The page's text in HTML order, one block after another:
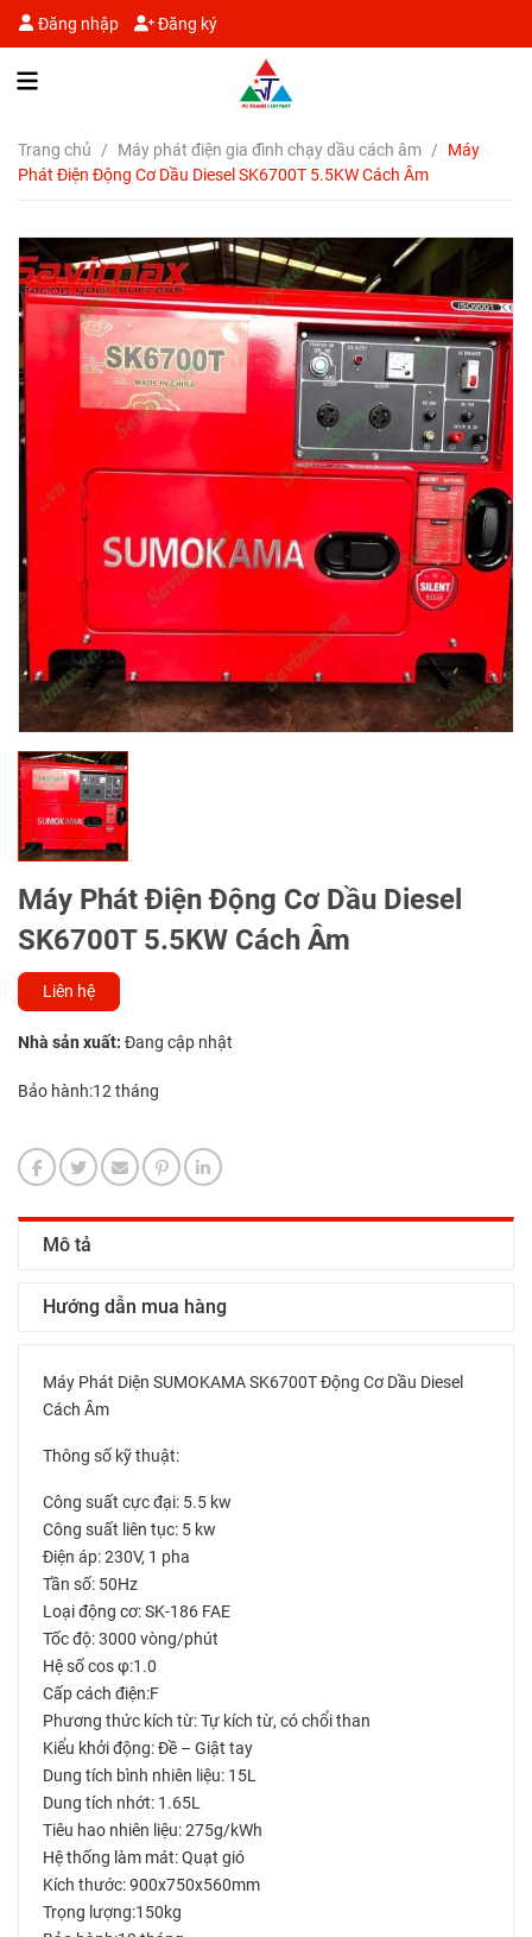
Đăng nhập Đăng ký
Trang chủ / Máy phát điện gia đình chạy dầu cách âm /
Máy
Phát Điện Động Cơ Dầu Diesel SK6700T 5.5KW Cách Âm
Máy Phát Điện Động Cơ Dầu Diesel
SK6700T 5.5KW Cách Âm
Liên hệ
Nhà sản xuất: Đang cập nhật
Bảo hành:12 tháng
Mô tả
Hướng dẫn mua hàng
Máy Phát Diện SUMOKAMA SK6700T Động Cơ Dầu Diesel
Cách Âm
Thông số kỹ thuật:
Công suất cực đại: 5.5 kw
Công suất liên tục: 5 kw
Điện áp: 230V, 1 pha
Tần số: 50Hz
Loại động cơ: SK-186 FAE
Tốc độ: 3000 vòng/phút
Hệ số cos φ:1.0
Cấp cách điện:F
Phương thức kích từ: Tự kích từ, có chổi than
Kiểu khởi động: Đề – Giật tay
Dung tích bình nhiên liệu: 15L
Dung tích nhớt: 1.65L
Tiêu hao nhiên liệu: 275g/kWh
Hệ thống làm mát: Quạt gió
Kích thước: 900x750x560mm
Trọng lượng:150kg